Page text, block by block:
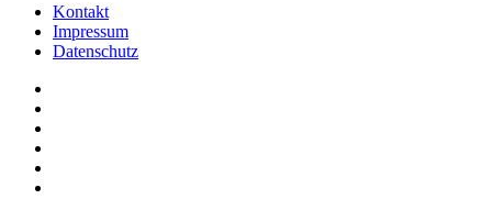
Kontakt
Impressum
Datenschutz